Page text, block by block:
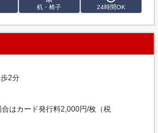
机・椅子 24時間OK
2分
はカード発行料2,000円/枚（税